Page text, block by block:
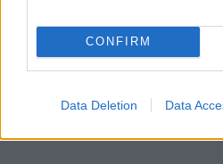
CONFIRM
Data Deletion Data
Share:
Ακολουθήστε το Νewsit.gr στο
τελευταία νέατης ημέρας